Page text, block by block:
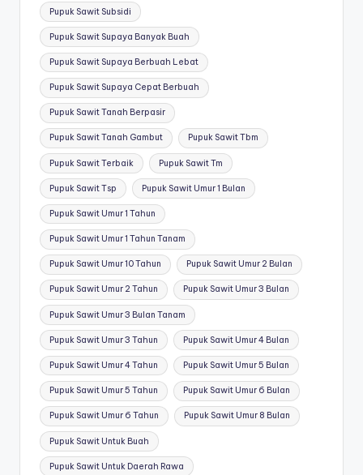
Pupuk Sawit Subsidi
Pupuk Sawit Supaya Banyak Buah
Pupuk Sawit Supaya Berbuah Lebat
Pupuk Sawit Supaya Cepat Berbuah
Pupuk Sawit Tanah Berpasir
Pupuk Sawit Tanah Gambut Pupuk Sawit Tbm
Pupuk Sawit Terbaik Pupuk Sawit Tm
Pupuk Sawit Tsp Pupuk Sawit Umur 1 Bulan
Pupuk Sawit Umur 1 Tahun
Pupuk Sawit Umur 1 Tahun Tanam
Pupuk Sawit Umur 10 Tahun Pupuk Sawit Umur 2 Bulan
Pupuk Sawit Umur 2 Tahun Pupuk Sawit Umur 3 Bulan
Pupuk Sawit Umur 3 Bulan Tanam
Pupuk Sawit Umur 3 Tahun Pupuk Sawit Umur 4 Bulan
Pupuk Sawit Umur 4 Tahun Pupuk Sawit Umur 5 Bulan
Pupuk Sawit Umur 5 Tahun Pupuk Sawit Umur 6 Bulan
Pupuk Sawit Umur 6 Tahun Pupuk Sawit Umur 8 Bulan
Pupuk Sawit Untuk Buah
Pupuk Sawit Untuk Daerah Rawa